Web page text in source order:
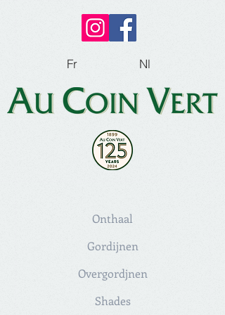
Fr Nl
Onthaal
Gordijnen
Overgordjnen
Shades